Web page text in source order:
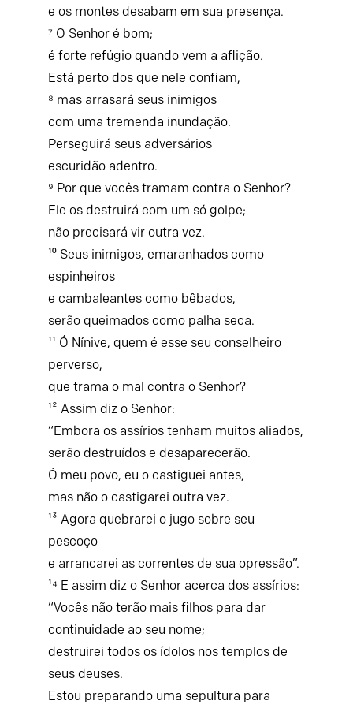
e os montes desabam em sua presença.
⁷ O Senhor é bom;
é forte refúgio quando vem a aflição.
Está perto dos que nele confiam,
⁸ mas arrasará seus inimigos
com uma tremenda inundação.
Perseguirá seus adversários
escuridão adentro.
⁹ Por que vocês tramam contra o Senhor?
Ele os destruirá com um só golpe;
não precisará vir outra vez.
¹⁰ Seus inimigos, emaranhados como
espinheiros
e cambaleantes como bêbados,
serão queimados como palha seca.
¹¹ Ó Nínive, quem é esse seu conselheiro
perverso,
que trama o mal contra o Senhor?
¹² Assim diz o Senhor:
“Embora os assírios tenham muitos aliados,
serão destruídos e desaparecerão.
Ó meu povo, eu o castiguei antes,
mas não o castigarei outra vez.
¹³ Agora quebrarei o jugo sobre seu
pescoço
e arrancarei as correntes de sua opressão”.
¹⁴ E assim diz o Senhor acerca dos assírios:
“Vocês não terão mais filhos para dar
continuidade ao seu nome;
destruirei todos os ídolos nos templos de
seus deuses.
Estou preparando uma sepultura para